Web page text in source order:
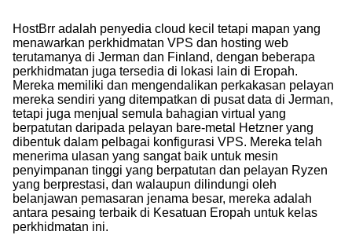
HostBrr adalah penyedia cloud kecil tetapi mapan yang
menawarkan perkhidmatan VPS dan hosting web
terutamanya di Jerman dan Finland, dengan beberapa
perkhidmatan juga tersedia di lokasi lain di Eropah.
Mereka memiliki dan mengendalikan perkakasan pelayan
mereka sendiri yang ditempatkan di pusat data di Jerman,
tetapi juga menjual semula bahagian virtual yang
berpatutan daripada pelayan bare-metal Hetzner yang
dibentuk dalam pelbagai konfigurasi VPS. Mereka telah
menerima ulasan yang sangat baik untuk mesin
penyimpanan tinggi yang berpatutan dan pelayan Ryzen
yang berprestasi, dan walaupun dilindungi oleh
belanjawan pemasaran jenama besar, mereka adalah
antara pesaing terbaik di Kesatuan Eropah untuk kelas
perkhidmatan ini.